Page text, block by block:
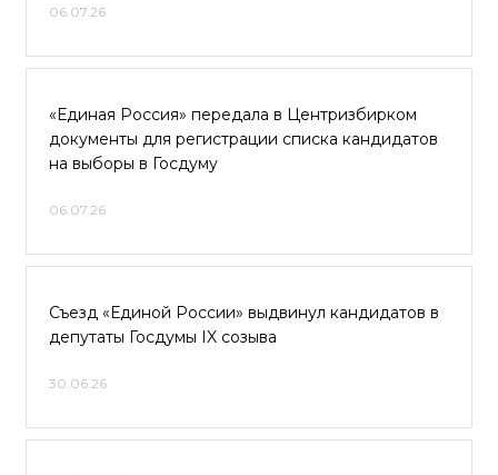
06.07.26
«Единая Россия» передала в Центризбирком
документы для регистрации списка кандидатов
на выборы в Госдуму
06.07.26
Съезд «Единой России» выдвинул кандидатов в
депутаты Госдумы IX созыва
30.06.26